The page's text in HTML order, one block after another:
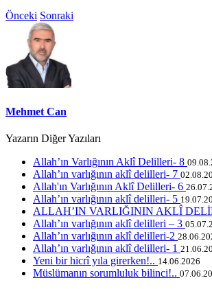
Önceki Sonraki
Mehmet Can
Yazarın Diğer Yazıları
Allah’ın Varlığının Aklî Delilleri- 8
Allah’ın varlığının aklî delilleri- 7
Allah'ın Varlığının Aklî Delilleri- 6
Allah’ın varlığının aklî delilleri- 5
ALLAH’IN VARLIĞININ AKLÎ
Allah’ın varlığının aklî delilleri – 3
Allah’ın varlığının aklî delilleri-2
Allah’ın varlığının aklî delilleri- 1
Yeni bir hicrî yıla girerken!.. 14.06.2026
Müslümanın sorumluluk bilinci!..